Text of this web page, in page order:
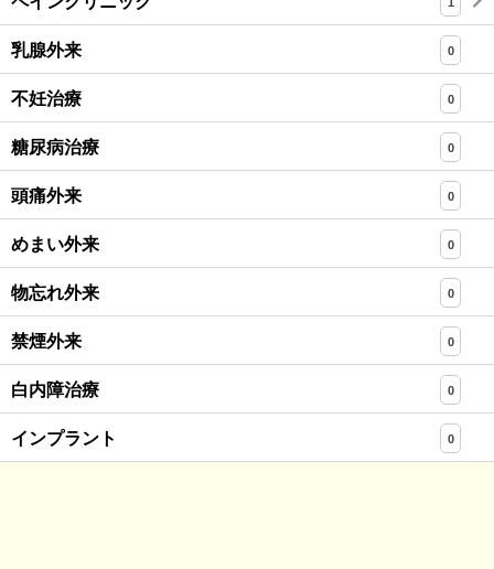
乳腺外来 0
不妊治療 0
糖尿病治療 0
頭痛外来 0
めまい外来 0
物忘れ外来 0
禁煙外来 0
白内障治療 0
インプラント 0